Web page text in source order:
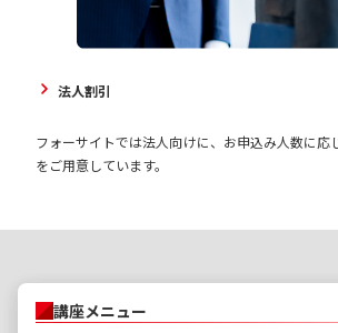
法人割引
フォーサイトでは法人向けに、お申込み人数に応
をご用意しています。
講座メニュー